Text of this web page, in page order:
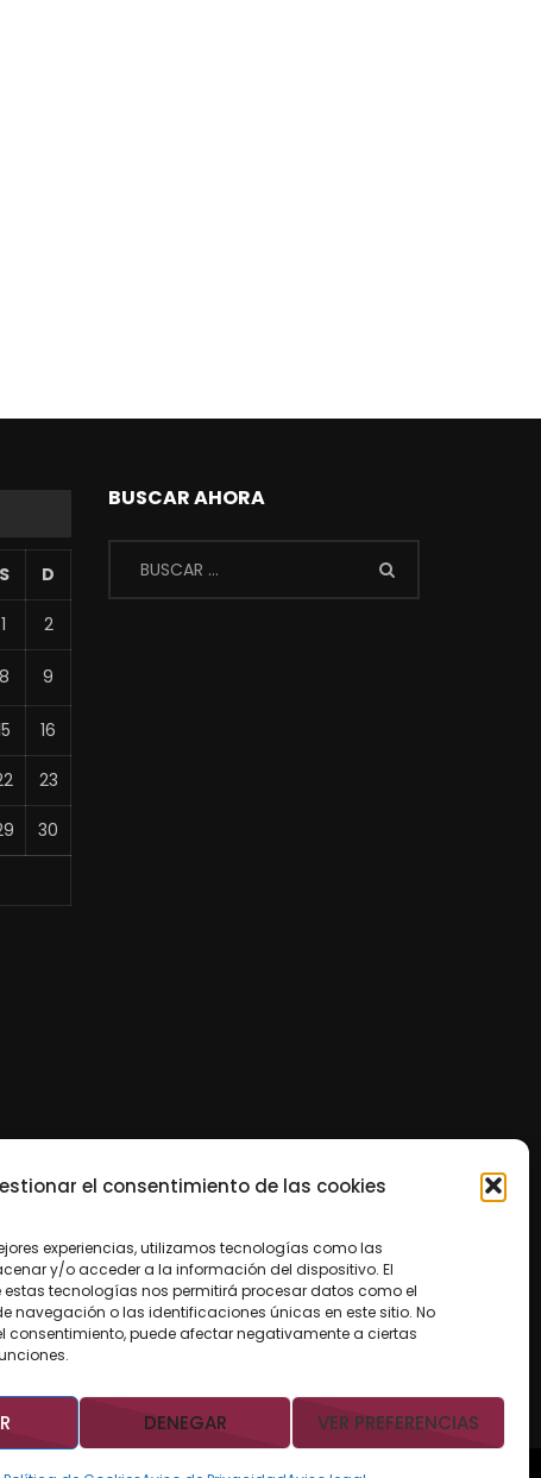
el consentimiento de las cookies
experiencias, utilizamos tecnologías como las
y/o acceder a la información del dispositivo. El
tecnologías nos permitirá procesar datos como el
navegación o las identificaciones únicas en este sitio. No
consentimiento, puede afectar negativamente a ciertas
DENEGAR VER PREFERENCIAS
S D
1 2
8 9
16
23
30
BUSCAR AHORA